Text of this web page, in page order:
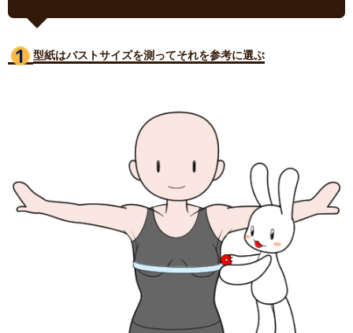
型紙はバストサイズを測ってそれを参考に選ぶ